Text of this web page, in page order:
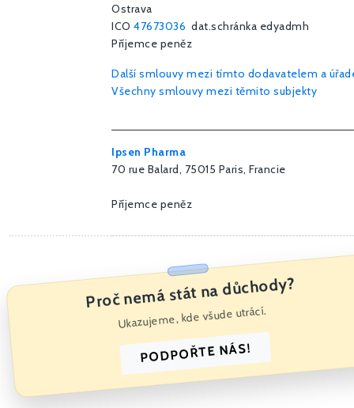
Ostrava
ICO 47673036 dat.schránka edyadmh
Příjemce peněz
Další smlouvy mezi tímto dodavatelem a
Všechny smlouvy mezi těmito subjekty
Ipsen Pharma
70 rue Balard, 75015 Paris, Francie
Příjemce peněz
Proč nemá stát na důchody?
Ukazujeme, kde všude utrácí.
PODPOŘTE NÁS!